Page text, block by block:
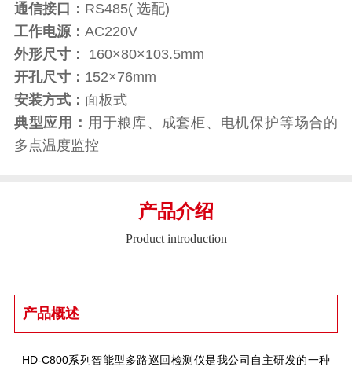
通信接口： RS485( 选配)
工作电源： AC220V
外形尺寸：
160×80×103.5mm
开孔尺寸： 152×76mm
安装方式： 面板式
典型应用： 用于粮库、成套柜、电机保护等场合的
多点温度监控
产品介绍
Product introduction
产品概述
HD-C800系列智能型多路巡回检测仪是我公司自主研发的一种